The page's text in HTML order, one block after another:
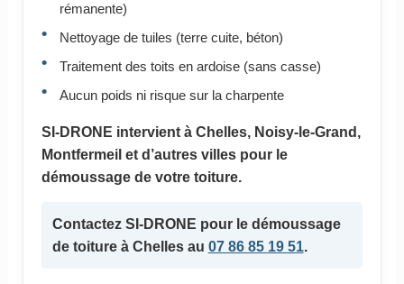
rémanente)
Nettoyage de tuiles (terre cuite, béton)
Traitement des toits en ardoise (sans casse)
Aucun poids ni risque sur la charpente
SI-DRONE intervient à Chelles, Noisy-le-Grand,
Montfermeil et d’autres villes pour le
démoussage de votre toiture.
Contactez SI-DRONE pour le démoussage
de toiture à Chelles au 07 86 85 19 51.